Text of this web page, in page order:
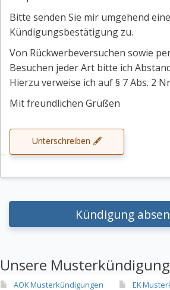
Bitte senden Sie mir umgehend eine
Kündigungsbestätigung zu.
Von Rückwerbeversuchen sowie
Besuchen jeder Art bitte ich
Hierzu verweise ich auf § 7 Abs. 2
Mit freundlichen Grüßen
Unterschreiben 🖋
Kündigung
Unsere
AOK Musterkündigungen EK